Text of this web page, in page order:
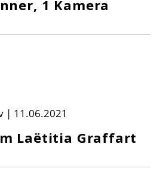
1 Kamera
| 11.06.2021
Laëtitia Graffart